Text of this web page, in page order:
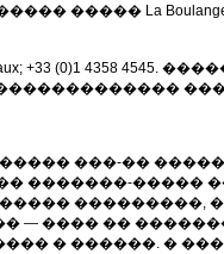
����� La
+33 (0)1 4358 4545.
����� ���-��
�������-�����
���������,
— ���� ��
� ������. �